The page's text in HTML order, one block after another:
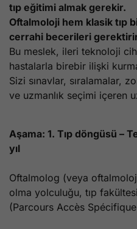
tıp eğitimi almak gerekir.
Oftalmoloji hem klasik tıp
cerrahi becerileri
Bu meslek, ileri teknoloji
hastalarla birebir ilişki
Sizi sınavlar, sıralamalar,
ve uzmanlık seçimi içeren
Aşama: 1. Tıp döngüsü –
yıl
Oftalmolog (veya
olma yolculuğu, tıp
(Parcours Accès